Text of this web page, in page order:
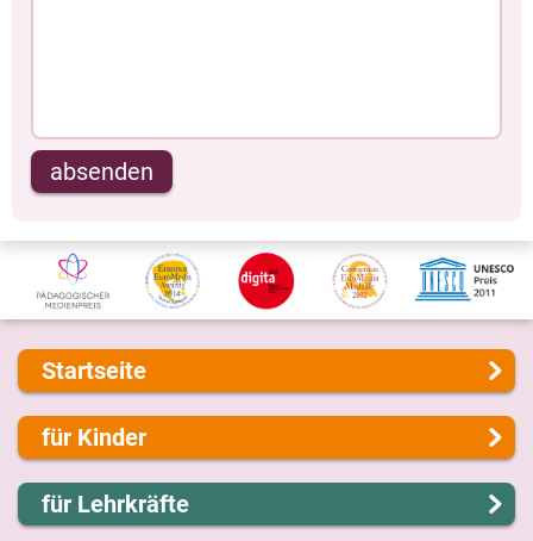
absenden
Startseite
Über uns
Presse
Kontakt
Impressum
für Kinder
Lernen und Schule
Hobby und Freizeit
für Lehrkräfte